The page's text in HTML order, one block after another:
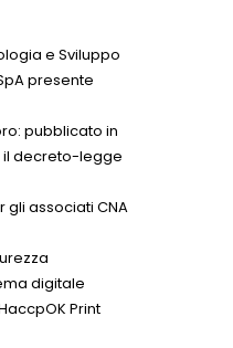
e Sviluppo
presente
pubblicato in
il decreto-legge
gli associati CNA
digitale
Print